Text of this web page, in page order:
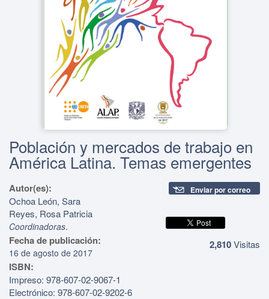
Población y mercados de trabajo en
América Latina. Temas emergentes
Autor(es):
Ochoa León, Sara
Reyes, Rosa Patricia
Coordinadoras.
Fecha de publicación:
16 de agosto de 2017
ISBN:
Impreso: 978-607-02-9067-1
Electrónico: 978-607-02-9202-6
Enviar por correo
2,810Visitas